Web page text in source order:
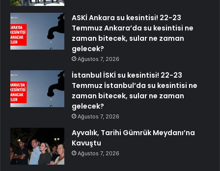
ASKİ Ankara su kesintisi! 22-23
Temmuz Ankara’da su kesintisi ne
zaman bitecek, sular ne zaman
gelecek?
Ağustos 7, 2026
İstanbul İSKİ su kesintisi! 22-23
Temmuz İstanbul’da su kesintisi ne
zaman bitecek, sular ne zaman
gelecek?
Ağustos 7, 2026
Ayvalık, Tarihi Gümrük Meydanı’na
Kavuştu
Ağustos 7, 2026